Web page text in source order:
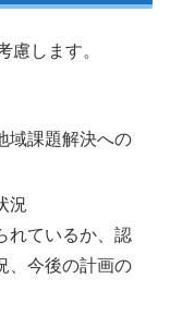
慮します。
域課題解決への
況
れているか、認
、今後の計画の